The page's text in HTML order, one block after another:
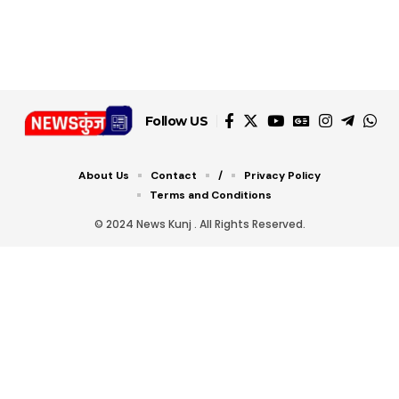
Follow US
© 2024 News Kunj . All Rights Reserved.
About Us Contact /
Privacy Policy
Terms and Conditions